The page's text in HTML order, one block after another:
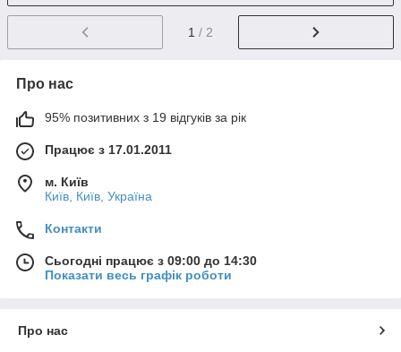
1 / 2
Про нас
95% позитивних з 19 відгуків за рік
Працює з 17.01.2011
м. Київ
Київ, Київ, Україна
Контакти
Сьогодні працює з 09:00 до 14:30
Показати весь графік роботи
Про нас